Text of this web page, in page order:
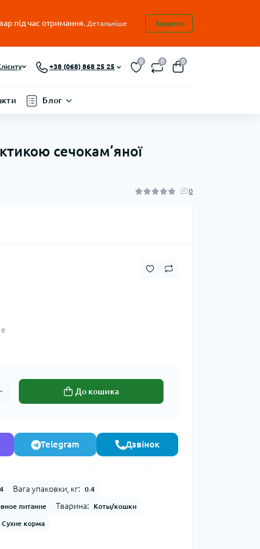
під час отримання. Детальніше Закрити
+38 (068) 868 25 25
0 0 0
Блог
сечокам’яної
0
₴
До кошика
Telegram Дзвінок
Вага упаковки, кг: 0.4
питание Тварина: Коты/кошки
Сухие корма